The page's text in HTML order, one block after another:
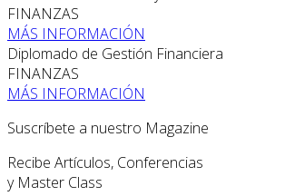
FINANZAS
MÁS INFORMACIÓN
Diplomado de Gestión Financiera
FINANZAS
MÁS INFORMACIÓN
Suscríbete a nuestro Magazine
Recibe Artículos, Conferencias
y Master Class